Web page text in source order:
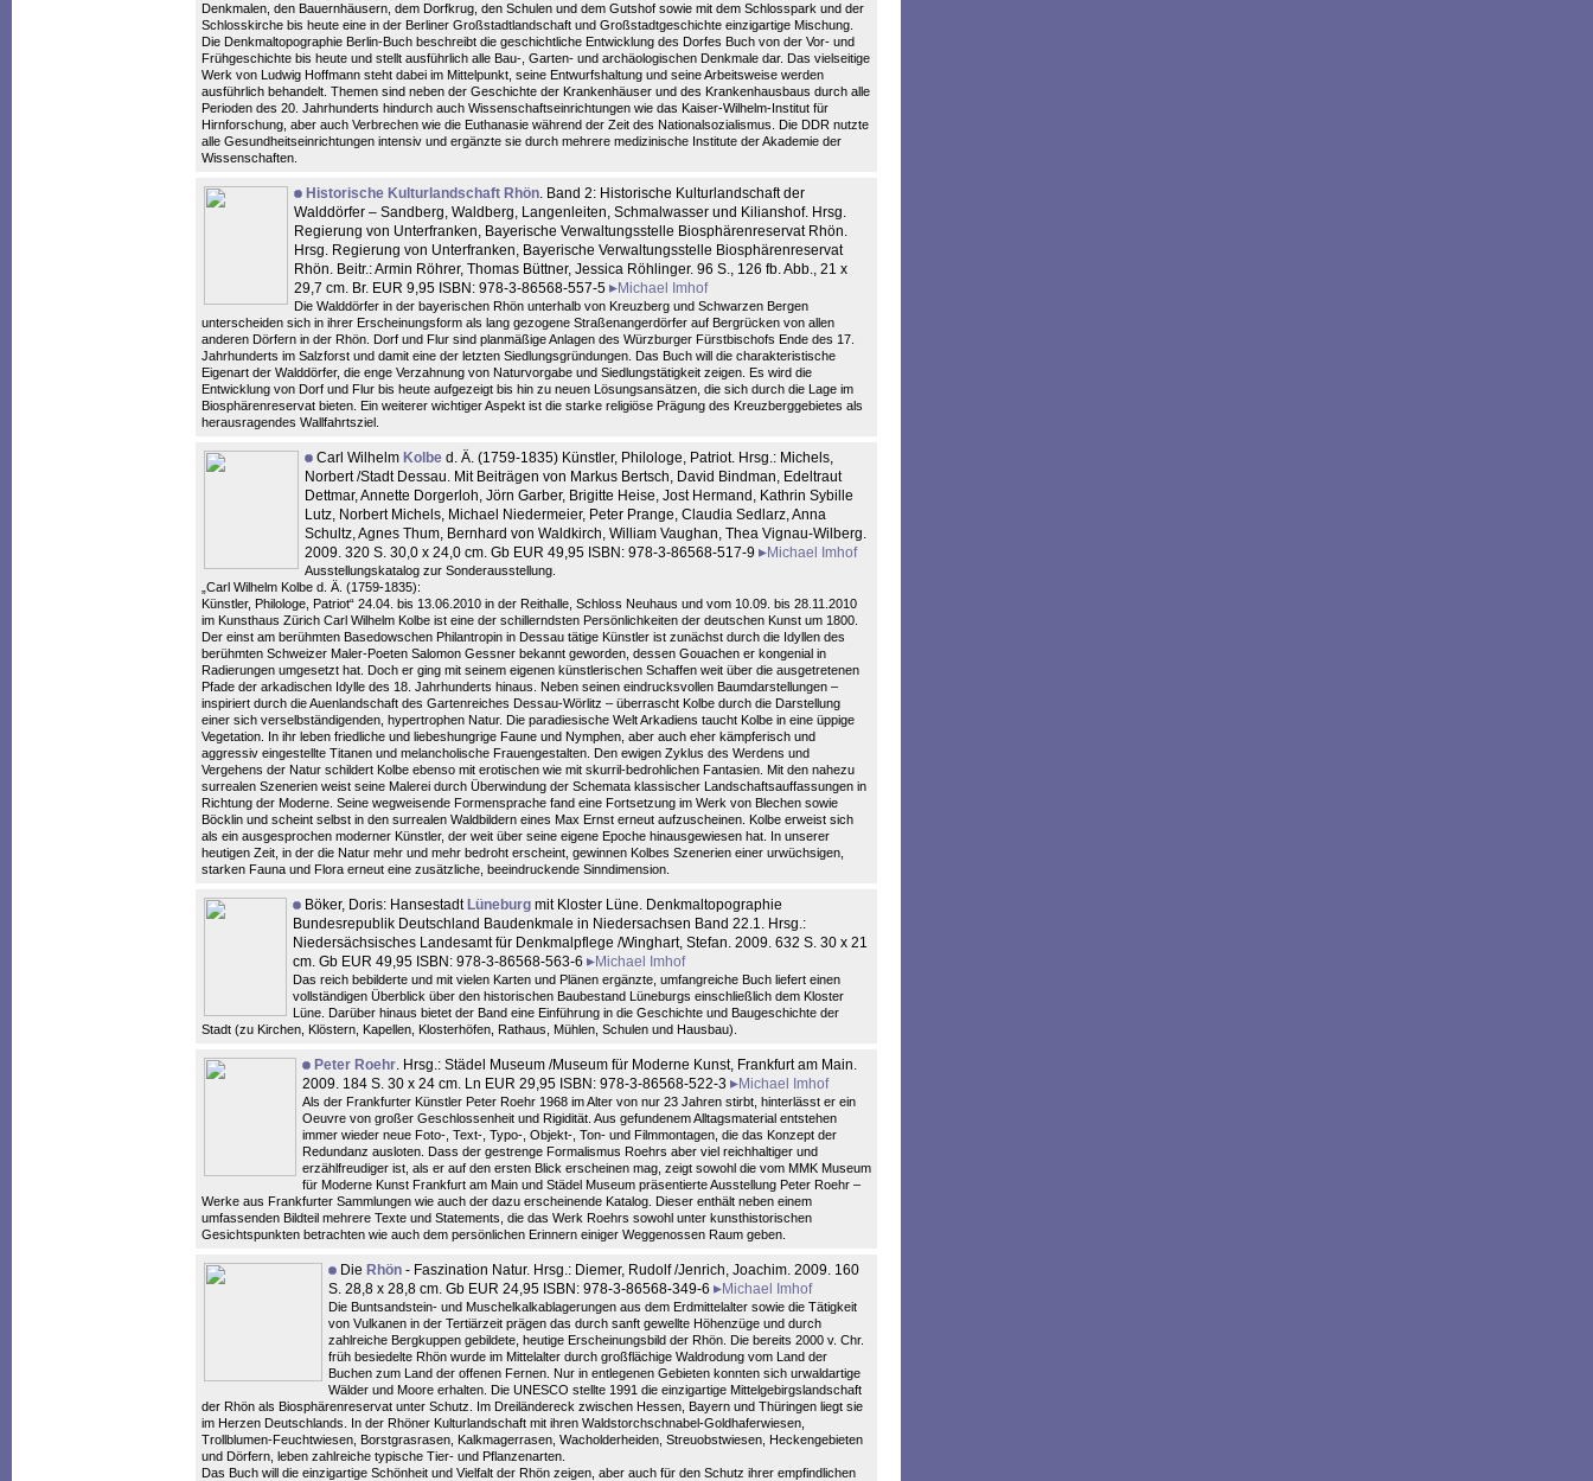
Denkmalen, den Bauernhäusern, dem Dorfkrug, den Schulen und dem Gutshof sowie mit dem Schlosspark und der
Schlosskirche bis heute eine in der Berliner Großstadtlandschaft und Großstadtgeschichte einzigartige Mischung.
Die Denkmaltopographie Berlin-Buch beschreibt die geschichtliche Entwicklung des Dorfes Buch von der Vor- und
Frühgeschichte bis heute und stellt ausführlich alle Bau-, Garten- und archäologischen Denkmale dar. Das vielseitige
Werk von Ludwig Hoffmann steht dabei im Mittelpunkt, seine Entwurfshaltung und seine Arbeitsweise werden
ausführlich behandelt. Themen sind neben der Geschichte der Krankenhäuser und des Krankenhausbaus durch alle
Perioden des 20. Jahrhunderts hindurch auch Wissenschaftseinrichtungen wie das Kaiser-Wilhelm-Institut für
Hirnforschung, aber auch Verbrechen wie die Euthanasie während der Zeit des Nationalsozialismus. Die DDR nutzte
alle Gesundheitseinrichtungen intensiv und ergänzte sie durch mehrere medizinische Institute der Akademie der
Wissenschaften.
Historische Kulturlandschaft Rhön. Band 2: Historische Kulturlandschaft der
Walddörfer – Sandberg, Waldberg, Langenleiten, Schmalwasser und Kilianshof. Hrsg.
Regierung von Unterfranken, Bayerische Verwaltungsstelle Biosphärenreservat Rhön.
Hrsg. Regierung von Unterfranken, Bayerische Verwaltungsstelle Biosphärenreservat
Rhön. Beitr.: Armin Röhrer, Thomas Büttner, Jessica Röhlinger. 96 S., 126 fb. Abb., 21 x
29,7 cm. Br. EUR 9,95 ISBN: 978-3-86568-557-5
Michael Imhof
Die Walddörfer in der bayerischen Rhön unterhalb von Kreuzberg und Schwarzen Bergen
unterscheiden sich in ihrer Erscheinungsform als lang gezogene Straßenangerdörfer auf Bergrücken von allen
anderen Dörfern in der Rhön. Dorf und Flur sind planmäßige Anlagen des Würzburger Fürstbischofs Ende des 17.
Jahrhunderts im Salzforst und damit eine der letzten Siedlungsgründungen. Das Buch will die charakteristische
Eigenart der Walddörfer, die enge Verzahnung von Naturvorgabe und Siedlungstätigkeit zeigen. Es wird die
Entwicklung von Dorf und Flur bis heute aufgezeigt bis hin zu neuen Lösungsansätzen, die sich durch die Lage im
Biosphärenreservat bieten. Ein weiterer wichtiger Aspekt ist die starke religiöse Prägung des Kreuzberggebietes als
herausragendes Wallfahrtsziel.
Carl Wilhelm Kolbe d. Ä. (1759-1835) Künstler, Philologe, Patriot. Hrsg.: Michels,
Norbert /Stadt Dessau. Mit Beiträgen von Markus Bertsch, David Bindman, Edeltraut
Dettmar, Annette Dorgerloh, Jörn Garber, Brigitte Heise, Jost Hermand, Kathrin Sybille
Lutz, Norbert Michels, Michael Niedermeier, Peter Prange, Claudia Sedlarz, Anna
Schultz, Agnes Thum, Bernhard von Waldkirch, William Vaughan, Thea Vignau-Wilberg.
2009. 320 S. 30,0 x 24,0 cm. Gb EUR 49,95 ISBN: 978-3-86568-517-9
Michael Imhof
Ausstellungskatalog zur Sonderausstellung.
„Carl Wilhelm Kolbe d. Ä. (1759-1835):
Künstler, Philologe, Patriot“ 24.04. bis 13.06.2010 in der Reithalle, Schloss Neuhaus und vom 10.09. bis 28.11.2010
im Kunsthaus Zürich Carl Wilhelm Kolbe ist eine der schillerndsten Persönlichkeiten der deutschen Kunst um 1800.
Der einst am berühmten Basedowschen Philantropin in Dessau tätige Künstler ist zunächst durch die Idyllen des
berühmten Schweizer Maler-Poeten Salomon Gessner bekannt geworden, dessen Gouachen er kongenial in
Radierungen umgesetzt hat. Doch er ging mit seinem eigenen künstlerischen Schaffen weit über die ausgetretenen
Pfade der arkadischen Idylle des 18. Jahrhunderts hinaus. Neben seinen eindrucksvollen Baumdarstellungen –
inspiriert durch die Auenlandschaft des Gartenreiches Dessau-Wörlitz – überrascht Kolbe durch die Darstellung
einer sich verselbständigenden, hypertrophen Natur. Die paradiesische Welt Arkadiens taucht Kolbe in eine üppige
Vegetation. In ihr leben friedliche und liebeshungrige Faune und Nymphen, aber auch eher kämpferisch und
aggressiv eingestellte Titanen und melancholische Frauengestalten. Den ewigen Zyklus des Werdens und
Vergehens der Natur schildert Kolbe ebenso mit erotischen wie mit skurril-bedrohlichen Fantasien. Mit den nahezu
surrealen Szenerien weist seine Malerei durch Überwindung der Schemata klassischer Landschaftsauffassungen in
Richtung der Moderne. Seine wegweisende Formensprache fand eine Fortsetzung im Werk von Blechen sowie
Böcklin und scheint selbst in den surrealen Waldbildern eines Max Ernst erneut aufzuscheinen. Kolbe erweist sich
als ein ausgesprochen moderner Künstler, der weit über seine eigene Epoche hinausgewiesen hat. In unserer
heutigen Zeit, in der die Natur mehr und mehr bedroht erscheint, gewinnen Kolbes Szenerien einer urwüchsigen,
starken Fauna und Flora erneut eine zusätzliche, beeindruckende Sinndimension.
Böker, Doris: Hansestadt Lüneburg mit Kloster Lüne. Denkmaltopographie
Bundesrepublik Deutschland Baudenkmale in Niedersachsen Band 22.1. Hrsg.:
Niedersächsisches Landesamt für Denkmalpflege /Winghart, Stefan. 2009. 632 S. 30 x 21
cm. Gb EUR 49,95 ISBN: 978-3-86568-563-6
Michael Imhof
Das reich bebilderte und mit vielen Karten und Plänen ergänzte, umfangreiche Buch liefert einen
vollständigen Überblick über den historischen Baubestand Lüneburgs einschließlich dem Kloster
Lüne. Darüber hinaus bietet der Band eine Einführung in die Geschichte und Baugeschichte der
Stadt (zu Kirchen, Klöstern, Kapellen, Klosterhöfen, Rathaus, Mühlen, Schulen und Hausbau).
Peter Roehr. Hrsg.: Städel Museum /Museum für Moderne Kunst, Frankfurt am Main.
2009. 184 S. 30 x 24 cm. Ln EUR 29,95 ISBN: 978-3-86568-522-3
Michael Imhof
Als der Frankfurter Künstler Peter Roehr 1968 im Alter von nur 23 Jahren stirbt, hinterlässt er ein
Oeuvre von großer Geschlossenheit und Rigidität. Aus gefundenem Alltagsmaterial entstehen
immer wieder neue Foto-, Text-, Typo-, Objekt-, Ton- und Filmmontagen, die das Konzept der
Redundanz ausloten. Dass der gestrenge Formalismus Roehrs aber viel reichhaltiger und
erzählfreudiger ist, als er auf den ersten Blick erscheinen mag, zeigt sowohl die vom MMK Museum
für Moderne Kunst Frankfurt am Main und Städel Museum präsentierte Ausstellung Peter Roehr –
Werke aus Frankfurter Sammlungen wie auch der dazu erscheinende Katalog. Dieser enthält neben einem
umfassenden Bildteil mehrere Texte und Statements, die das Werk Roehrs sowohl unter kunsthistorischen
Gesichtspunkten betrachten wie auch dem persönlichen Erinnern einiger Weggenossen Raum geben.
Die Rhön - Faszination Natur. Hrsg.: Diemer, Rudolf /Jenrich, Joachim. 2009. 160
S. 28,8 x 28,8 cm. Gb EUR 24,95 ISBN: 978-3-86568-349-6
Michael Imhof
Die Buntsandstein- und Muschelkalkablagerungen aus dem Erdmittelalter sowie die Tätigkeit
von Vulkanen in der Tertiärzeit prägen das durch sanft gewellte Höhenzüge und durch
zahlreiche Bergkuppen gebildete, heutige Erscheinungsbild der Rhön. Die bereits 2000 v. Chr.
früh besiedelte Rhön wurde im Mittelalter durch großflächige Waldrodung vom Land der
Buchen zum Land der offenen Fernen. Nur in entlegenen Gebieten konnten sich urwaldartige
Wälder und Moore erhalten. Die UNESCO stellte 1991 die einzigartige Mittelgebirgslandschaft
der Rhön als Biosphärenreservat unter Schutz. Im Dreiländereck zwischen Hessen, Bayern und Thüringen liegt sie
im Herzen Deutschlands. In der Rhöner Kulturlandschaft mit ihren Waldstorchschnabel-Goldhaferwiesen,
Trollblumen-Feuchtwiesen, Borstgrasrasen, Kalkmagerrasen, Wacholderheiden, Streuobstwiesen, Heckengebieten
und Dörfern, leben zahlreiche typische Tier- und Pflanzenarten.
Das Buch will die einzigartige Schönheit und Vielfalt der Rhön zeigen, aber auch für den Schutz ihrer empfindlichen